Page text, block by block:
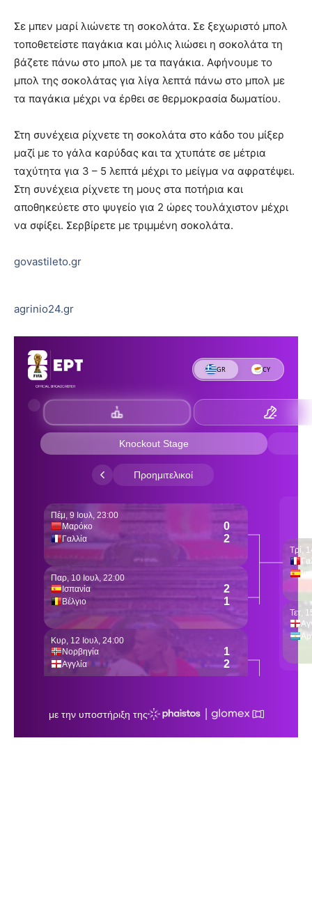
Σε μπεν μαρί λιώνετε τη σοκολάτα. Σε ξεχωριστό μπολ
τοποθετείστε παγάκια και μόλις λιώσει η σοκολάτα τη
βάζετε πάνω στο μπολ με τα παγάκια. Αφήνουμε το
μπολ της σοκολάτας για λίγα λεπτά πάνω στο μπολ με
τα παγάκια μέχρι να έρθει σε θερμοκρασία δωματίου.
Στη συνέχεια ρίχνετε τη σοκολάτα στο κάδο του μίξερ
μαζί με το γάλα καρύδας και τα χτυπάτε σε μέτρια
ταχύτητα για 3 – 5 λεπτά μέχρι το μείγμα να αφρατέψει.
Στη συνέχεια ρίχνετε τη μους στα ποτήρια και
αποθηκεύετε στο ψυγείο για 2 ώρες τουλάχιστον μέχρι
να σφίξει. Σερβίρετε με τριμμένη σοκολάτα.
govastileto.gr
agrinio24.gr